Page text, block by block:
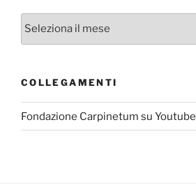
Archivi
COLLEGAMENTI
Fondazione Carpinetum su Youtube